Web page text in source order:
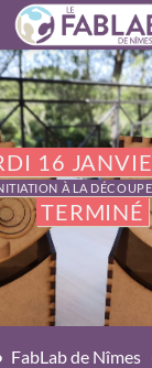
16
À LA DÉCOUPE
TERMINÉ
FabLab de Nîmes